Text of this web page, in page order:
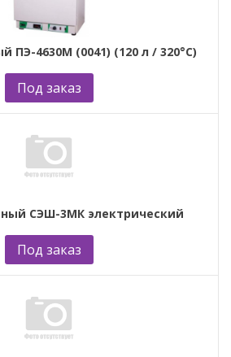
4630М (0041) (120 л / 320°С)
Под заказ
СЭШ-3МК электрический
Под заказ